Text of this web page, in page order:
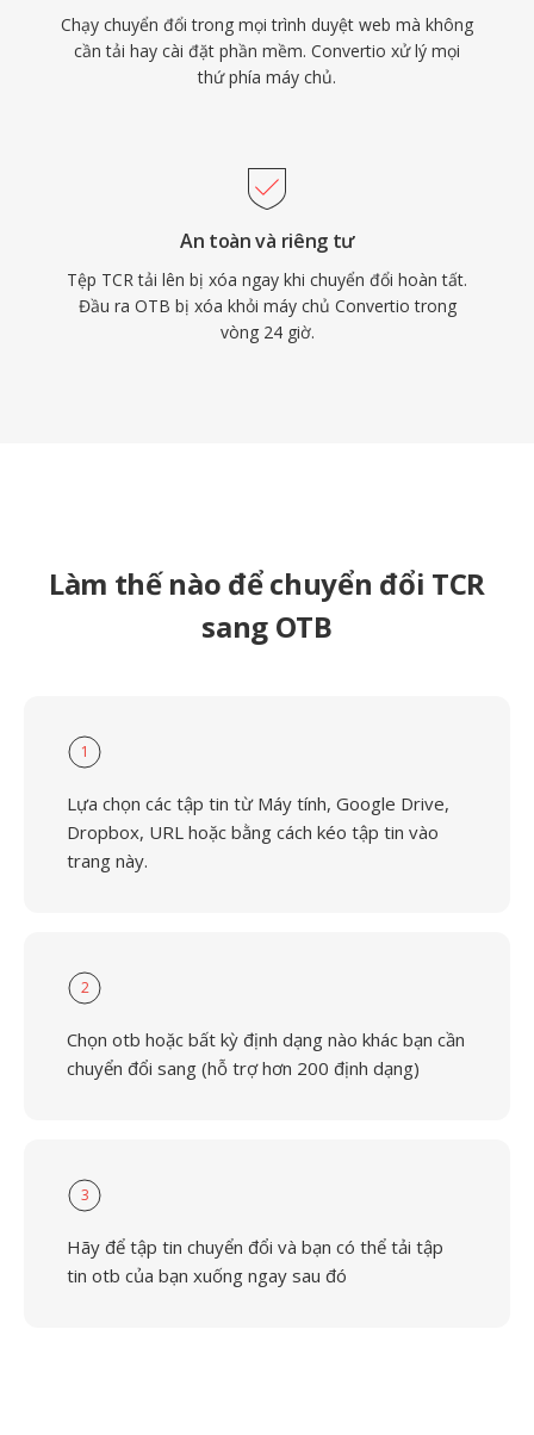
Chạy chuyển đổi trong mọi trình duyệt web mà không
cần tải hay cài đặt phần mềm. Convertio xử lý mọi
thứ phía máy chủ.
An toàn và riêng tư
Tệp TCR tải lên bị xóa ngay khi chuyển đổi hoàn tất.
Đầu ra OTB bị xóa khỏi máy chủ Convertio trong
vòng 24 giờ.
Làm thế nào để chuyển đổi TCR
sang OTB
1
Lựa chọn các tập tin từ Máy tính, Google Drive,
Dropbox, URL hoặc bằng cách kéo tập tin vào
trang này.
2
Chọn otb hoặc bất kỳ định dạng nào khác bạn cần
chuyển đổi sang (hỗ trợ hơn 200 định dạng)
3
Hãy để tập tin chuyển đổi và bạn có thể tải tập
tin otb của bạn xuống ngay sau đó